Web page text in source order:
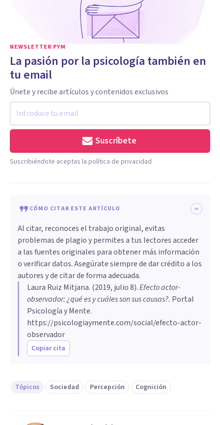
NEWSLETTER PYM
La pasión por la psicología también en
tu email
Únete y recibe artículos y contenidos exclusivos
Suscríbete
Suscribiéndote aceptas la política de privacidad
CÓMO CITAR ESTE ARTÍCULO
Al citar, reconoces el trabajo original, evitas
problemas de plagio y permites a tus lectores acceder
a las fuentes originales para obtener más información
o verificar datos. Asegúrate siempre de dar crédito a los
autores y de citar de forma adecuada.
Laura Ruiz Mitjana. (2019, julio 8).Efecto actor-
observador: ¿qué es y cuáles son sus causas?. Portal
Psicología y Mente.
https://psicologiaymente.com/social/efecto-actor-
observador
Copiar cita
Tópicos Sociedad Percepción Cognición